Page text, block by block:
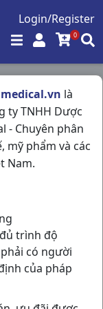
Login/Register
0
là
ty TNHH Dược
- Chuyên phân
mỹ phẩm và các
Nam.
trình độ
có người
của pháp
/